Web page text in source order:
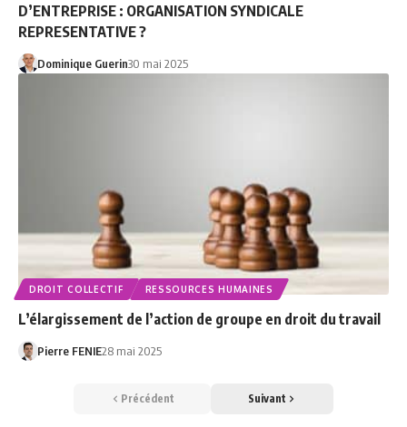
D’ENTREPRISE : ORGANISATION SYNDICALE
REPRESENTATIVE ?
Dominique Guerin30 mai 2025
DROIT COLLECTIF RESSOURCES HUMAINES
L’élargissement de l’action de groupe en droit du travail
Pierre FENIE28 mai 2025
Précédent Suivant